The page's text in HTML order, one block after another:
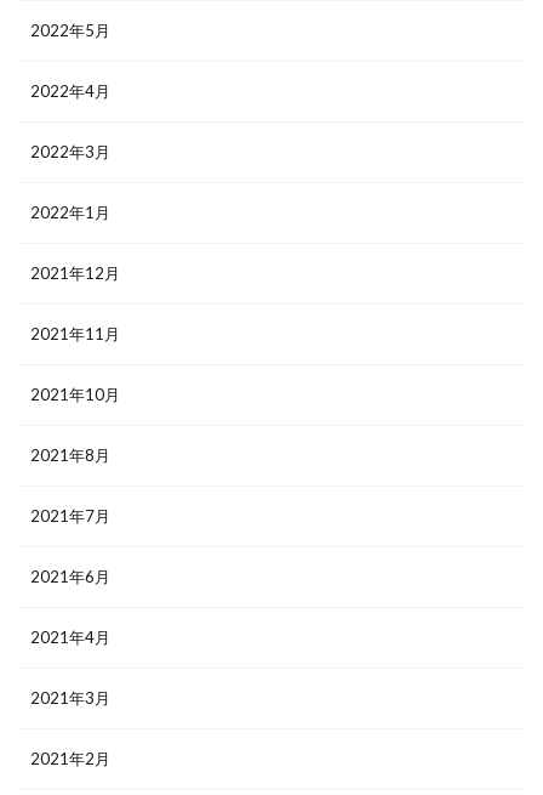
2022年5月
2022年4月
2022年3月
2022年1月
2021年12月
2021年11月
2021年10月
2021年8月
2021年7月
2021年6月
2021年4月
2021年3月
2021年2月